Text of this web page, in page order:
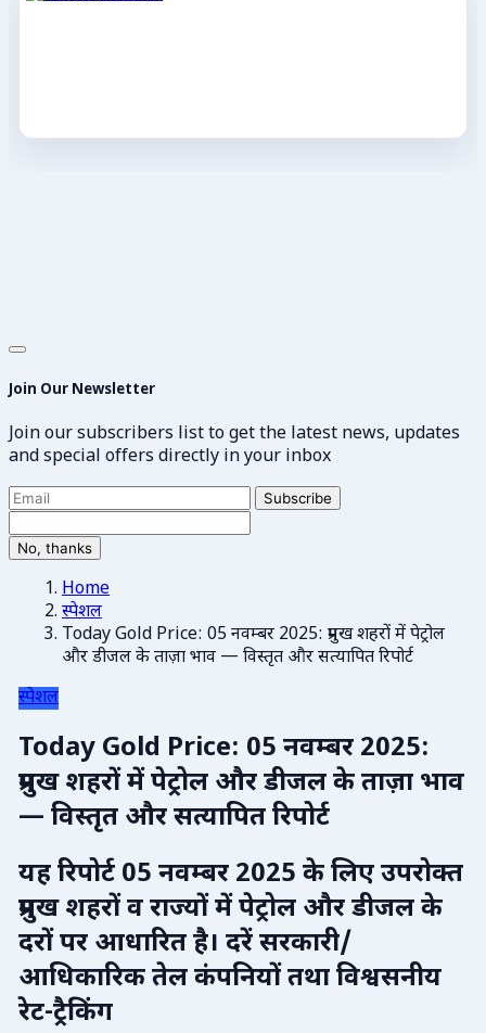
Join Our Newsletter
Join our subscribers list to get the latest news, updates
and special offers directly in your inbox
Subscribe
No, thanks
Home
स्पेशल
Today Gold Price: 05 नवम्बर 2025: प्रमुख शहरों में पेट्रोल
और डीजल के ताज़ा भाव — विस्तृत और सत्यापित रिपोर्ट
स्पेशल
Today Gold Price: 05 नवम्बर 2025:
प्रमुख शहरों में पेट्रोल और डीजल के ताज़ा भाव
— विस्तृत और सत्यापित रिपोर्ट
यह रिपोर्ट 05 नवम्बर 2025 के लिए उपरोक्त
प्रमुख शहरों व राज्यों में पेट्रोल और डीजल के
दरों पर आधारित है। दरें सरकारी/
आधिकारिक तेल कंपनियों तथा विश्वसनीय
रेट-ट्रैकिंग